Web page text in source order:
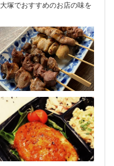
塚でおすすめのお店の味を